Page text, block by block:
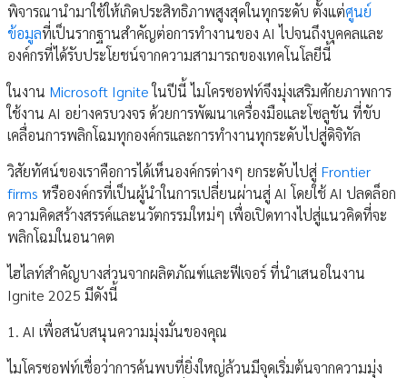
พิจารณานำมาใช้ให้เกิดประสิทธิภาพสูงสุดในทุกระดับ ตั้งแต่ศูนย์
ข้อมูลที่เป็นรากฐานสำคัญต่อการทำงานของ AI ไปจนถึงบุคคลและ
องค์กรที่ได้รับประโยชน์จากความสามารถของเทคโนโลยีนี้
ในงาน Microsoft Igniteในปีนี้ ไมโครซอฟท์จึงมุ่งเสริมศักยภาพการ
ใช้งาน AI อย่างครบวงจร ด้วยการพัฒนาเครื่องมือและโซลูชัน ที่ขับ
เคลื่อนการพลิกโฉมทุกองค์กรและการทำงานทุกระดับไปสู่ดิจิทัล
วิสัยทัศน์ของเราคือการได้เห็นองค์กรต่างๆ ยกระดับไปสู่ Frontier
firms หรือองค์กรที่เป็นผู้นำในการเปลี่ยนผ่านสู่ AI โดยใช้ AI ปลดล็อก
ความคิดสร้างสรรค์และนวัตกรรมใหม่ๆ เพื่อเปิดทางไปสู่แนวคิดที่จะ
พลิกโฉมในอนาคต
ไฮไลท์สำคัญบางส่วนจากผลิตภัณฑ์และฟีเจอร์ ที่นำเสนอในงาน
Ignite 2025 มีดังนี้
1. AI เพื่อสนับสนุนความมุ่งมั่นของคุณ
ไมโครซอฟท์เชื่อว่าการค้นพบที่ยิ่งใหญ่ล้วนมีจุดเริ่มต้นจากความมุ่ง